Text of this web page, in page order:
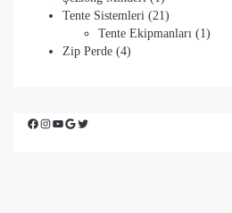
ürün
Tente Sistemleri 21 21
ürün
Tente Ekipmanları 1 1
Zip Perde 44
Facebook
Instagram
YouTube
GoogleTwitter